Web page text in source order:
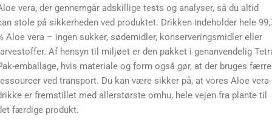
vera, der gennemgår adskillige tests og analyser, så du altid
stole på sikkerheden ved produktet. Drikken indeholder hele
Aloe vera – ingen sukker, sødemidler, konserveringsmidler eller
Af hensyn til miljøet er den pakket i genanvendelig
emballage, hvis materiale og form også gør, at der bruges færre
ved transport. Du kan være sikker på, at vores Aloe vera-
er fremstillet med allerstørste omhu, hele vejen fra plante til
færdige produkt.